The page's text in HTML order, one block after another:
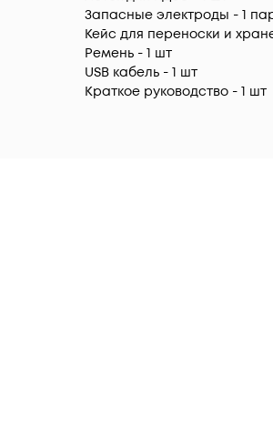
Запасные электроды - 1
Кейс для переноски и
Ремень - 1 шт
USB кабель - 1 шт
Краткое руководство - 1 шт